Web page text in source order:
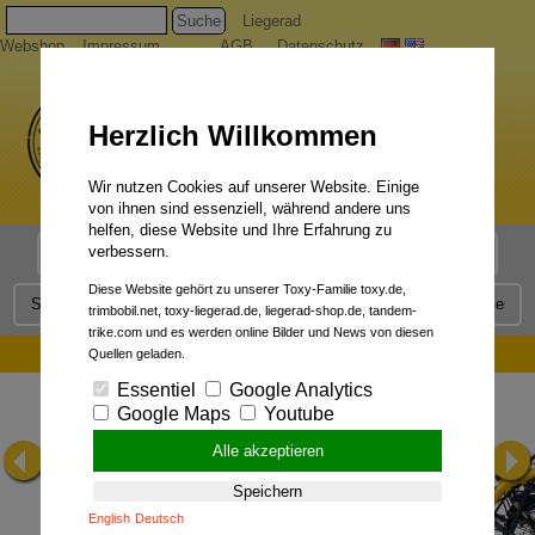
Suche
Liegerad
Webshop
Impressum AGB Datenschutz
Liegerad Modelle
Service Qualität Liegerad News Kontakt Presse
Herzlich Willkommen
Wir nutzen Cookies auf unserer Website. Einige
von ihnen sind essenziell, während andere uns
helfen, diese Website und Ihre Erfahrung zu
verbessern.
Diese Website gehört zu unserer Toxy-Familie toxy.de,
trimbobil.net, toxy-liegerad.de, liegerad-shop.de, tandem-
trike.com und es werden online Bilder und News von diesen
Quellen geladen.
Essentiel
Google Analytics
Google Maps
Youtube
Alle akzeptieren
Speichern
English Deutsch